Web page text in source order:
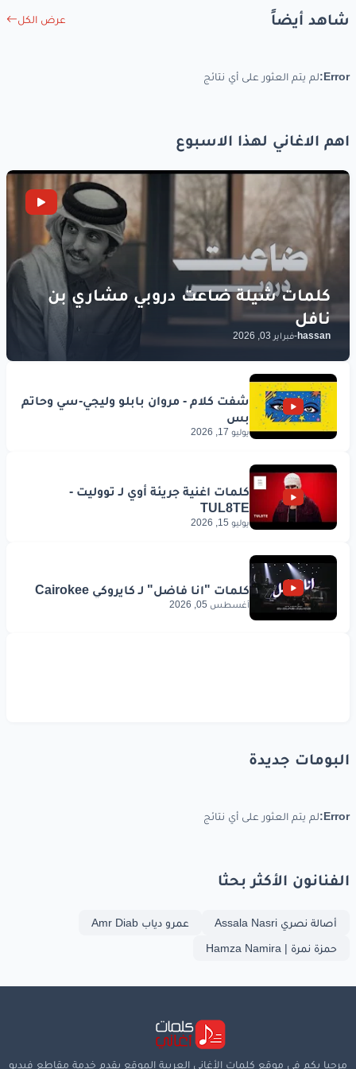
شاهد أيضاً عرض الكل
Error: لم يتم العثور على أي نتائج
اهم الاغاني لهذا الاسبوع
hassan
-فبراير 03, 2026
يوليو 17, 2026
يوليو 15, 2026
أغسطس 05, 2026
البومات جديدة
Error: لم يتم العثور على أي نتائج
الفنانون الأكثر بحثا
أصالة نصري Assala Nasri
عمرو دياب Amr Diab
حمزة نمرة | Hamza Namira
مرحبا بكم في موقع كلمات الأغاني العربية الموقع يقدم خدمة مقاطع فيديو